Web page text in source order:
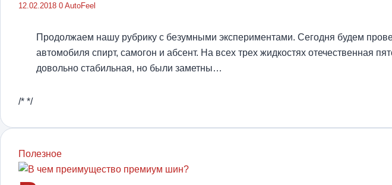
12.02.2018 0 AutoFeel
Продолжаем нашу рубрику с безумными экспериментами. Сегодня будем
автомобиля спирт, самогон и абсент. На всех трех жидкостях отечественная
довольно стабильная, но были заметны…
/* */
Полезное